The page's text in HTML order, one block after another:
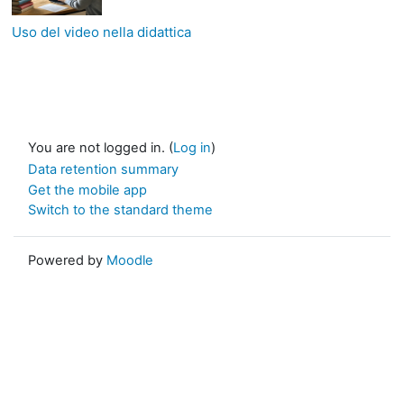
Uso del video nella didattica
You are not logged in. (Log in)
Data retention summary
Get the mobile app
Switch to the standard theme
Powered by Moodle